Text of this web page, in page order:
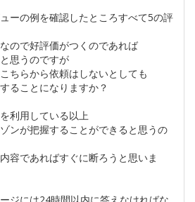
ーの例を確認したところすべて5の評
ので好評価がつくのであれば
思うのですが
ちらから依頼はしないとしても
ることになりますか？
利用している以上
ンが把握することができると思うの
容であればすぐに断ろうと思いま